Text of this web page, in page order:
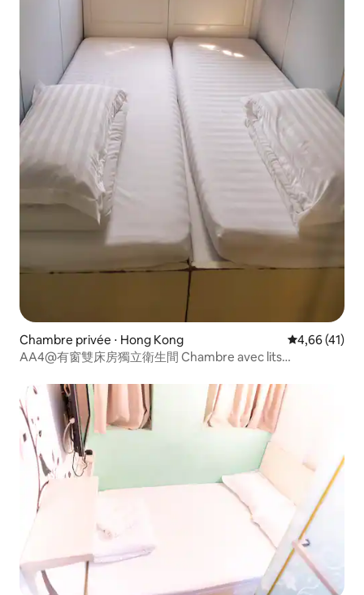
Chambre privée ⋅ Hong Kong Évaluation
4,66 (41)
AA4@有窗雙床房獨立衛生間 Chambre avec lits